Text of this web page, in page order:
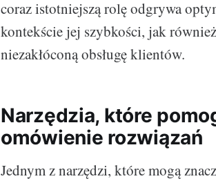
coraz istotniejszą rolę odgrywa
kontekście jej szybkości, jak
niezakłóconą obsługę klientów.
Narzędzia, które
omówienie rozwiązań
Jednym z narzędzi, które mogą